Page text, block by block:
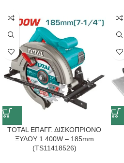
TOTAL ΕΠΑΓΓ. ΔΙΣΚΟΠΡΙΟΝΟ
ΞΥΛΟΥ 1.400W – 185mm
(TS11418526)